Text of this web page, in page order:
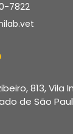
7822
813, Vila
de São